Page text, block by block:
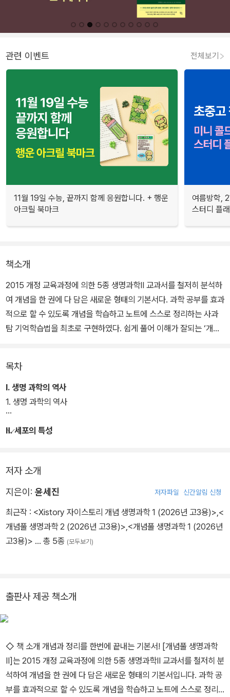
관련 이벤트 전체보기
11월 19일 수능, 끝까지 함께 응원합니다. + 행운
아크릴 북마크
여름방학,
스터디 플
책소개
2015 개정 교육과정에 의한 5종 생명과학Ⅱ 교과서를 철저히 분석하
여 개념을 한 권에 다 담은 새로운 형태의 기본서다. 과학 공부를 효과
적으로 할 수 있도록 개념을 학습하고 노트에 스스로 정리하는 사과
탐 기억학습법을 최초로 구현하였다. 쉽게 풀어 이해가 잘되는 ‘개념
목차
Ⅰ. 생명 과학의 역사
1. 생명 과학의 역사
Ⅱ. 세포의 특성
저자 소개
지은이: 윤세진 저자파일 신간알림 신청
최근작 : <Xistory 자이스토리 개념 생명과학 1 (2026년 고3용)>,<
개념풀 생명과학 2 (2026년 고3용)>,<개념풀 생명과학 1 (2026년
고3용)> … 총 5종 (모두보기)
출판사 제공 책소개
◇ 책 소개 개념과 정리를 한번에 끝내는 기본서! [개념풀 생명과학
Ⅱ]는 2015 개정 교육과정에 의한 5종 생명과학Ⅱ 교과서를 철저히 분
석하여 개념을 한 권에 다 담은 새로운 형태의 기본서입니다. 과학 공
부를 효과적으로 할 수 있도록 개념을 학습하고 노트에 스스로 정리